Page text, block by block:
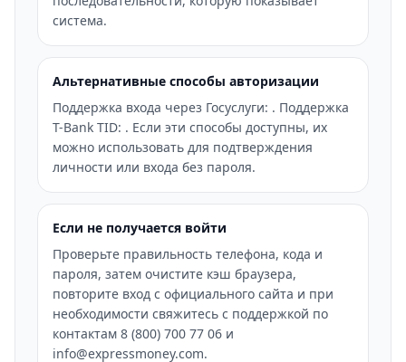
система.
Альтернативные способы авторизации
Поддержка входа через Госуслуги: . Поддержка
T-Bank TID: . Если эти способы доступны, их
можно использовать для подтверждения
личности или входа без пароля.
Если не получается войти
Проверьте правильность телефона, кода и
пароля, затем очистите кэш браузера,
повторите вход с официального сайта и при
необходимости свяжитесь с поддержкой по
контактам 8 (800) 700 77 06 и
info@expressmoney.com.